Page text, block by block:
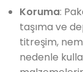
Koruma:
taşıma ve
titreşim,
nedenle